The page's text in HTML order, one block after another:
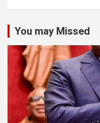
You may Missed